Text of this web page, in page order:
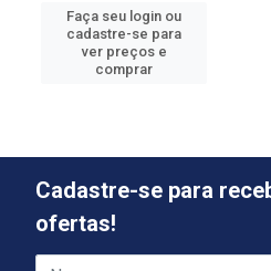
Faça seu login ou
cadastre-se para
ver preços e
comprar
Cadastre-se para
ofertas!